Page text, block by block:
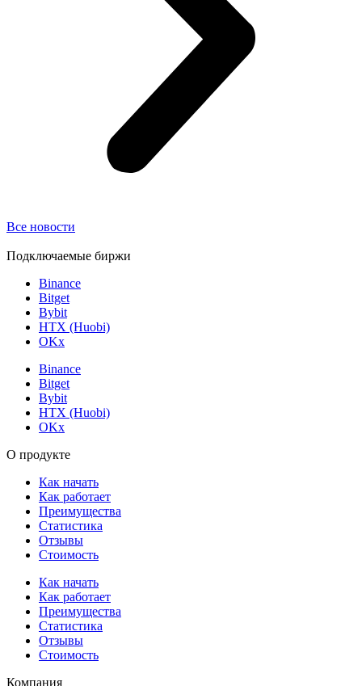
Все новости
Подключаемые биржи
Binance
Bitget
Bybit
HTX (Huobi)
OKx
Binance
Bitget
Bybit
HTX (Huobi)
OKx
О продукте
Как начать
Как работает
Преимущества
Статистика
Отзывы
Стоимость
Как начать
Как работает
Преимущества
Статистика
Отзывы
Стоимость
Компания